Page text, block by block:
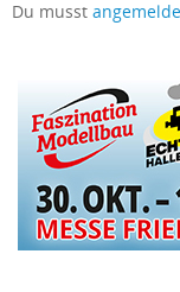
Du musst